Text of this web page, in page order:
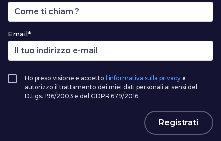
Email*
Ho preso visione e accetto l'informativa sulla privacy e
autorizzo il trattamento dei miei dati personali ai sensi del
D.Lgs. 196/2003 e del GDPR 679/2016.
Registrati